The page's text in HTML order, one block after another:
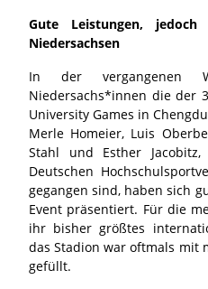
Gute Leistungen,
Niedersachsen
In der vergangenen
Niedersachs*innen die der
University Games in
Merle Homeier, Luis
Stahl und Esther
Deutschen
gegangen sind, haben sich
Event präsentiert. Für die
ihr bisher größtes
das Stadion war oftmals mit
gefüllt.